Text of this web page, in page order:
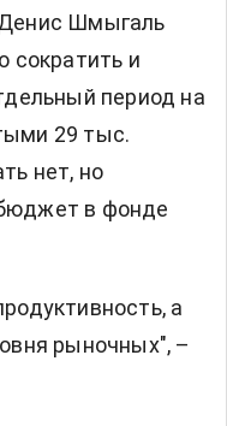
Шмыгаль
сократить и
период на
29 тыс.
нет, но
в фонде
а
рыночных", –